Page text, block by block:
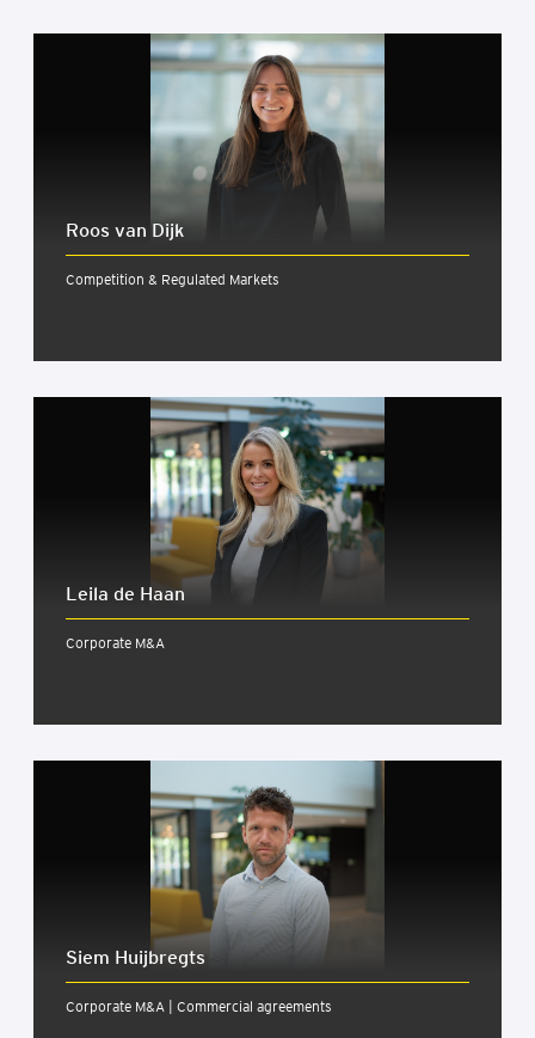
Roos van Dijk
Competition & Regulated Markets
Leila de Haan
Corporate M&A
Siem Huijbregts
Corporate M&A | Commercial agreements